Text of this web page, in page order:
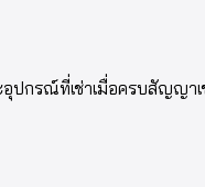
อุปกรณ์ที่เช่าเมื่อครบสัญญาเ